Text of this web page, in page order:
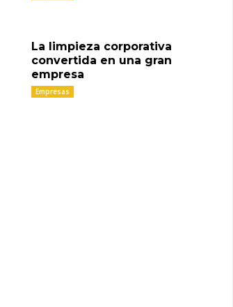
La limpieza corporativa
convertida en una gran
empresa
Empresas